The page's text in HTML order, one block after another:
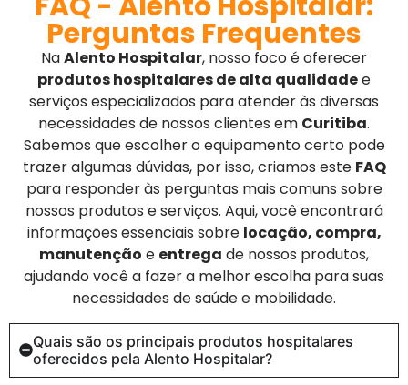
Perguntas Frequentes
NaAlento Hospitalar, nosso foco é oferecer
produtos hospitalares de alta qualidadee
serviços especializados para atender às diversas
necessidades de nossos clientes em Curitiba.
Sabemos que escolher o equipamento certo pode
trazer algumas dúvidas, por isso, criamos este FAQ
para responder às perguntas mais comuns sobre
nossos produtos e serviços. Aqui, você encontrará
informações essenciais sobre locação, compra,
manutenção e entrega de nossos produtos,
ajudando você a fazer a melhor escolha para suas
necessidades de saúde e mobilidade.
Quais são os principais produtos hospitalares
oferecidos pela Alento Hospitalar?